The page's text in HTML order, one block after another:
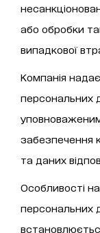
або обробки
випадкової
Компанія
персональних
забезпечення
та даних
Особливості
персональних